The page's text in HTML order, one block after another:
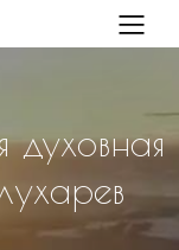
духовная